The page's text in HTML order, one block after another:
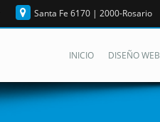
Santa Fe 6170 | 2000-Rosario
INICIO DISEÑO WEB